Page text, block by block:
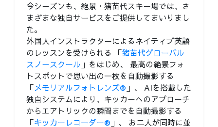
今シーズンも、絶景・猪苗代スキー場では、さ
まざまな独自サービスをご提供してまいりまし
た。
外国人インストラクターによるネイティブ英語
のレッスンを受けられる 「猪苗代グローバル
スノースクール 」をはじめ、 最高の絶景フォ
トスポットで思い出の一枚を自動撮影する
「メモリアルフォトレンズ® 」、 AIを搭載した
独自システムにより、キッカーへのアプローチ
からエアトリックの瞬間までを自動撮影する
「キッカーレコーダー® 」、 お二人が同時に並